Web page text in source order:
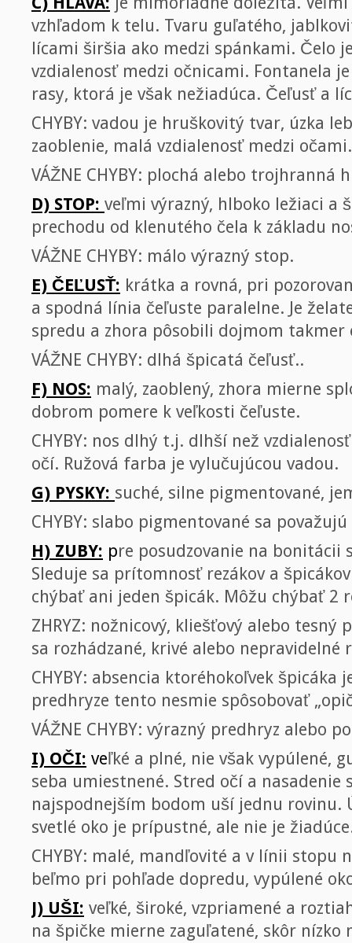
vzhľadom k telu. Tvaru guľatého,
lícami širšia ako medzi spánkami. Čelo
vzdialenosť medzi očnicami. Fontanela
rasy, ktorá je však nežiadúca. Čeľusť a
CHYBY: vadou je hruškovitý tvar, úzka
zaoblenie, malá vzdialenosť medzi očami.
VÁŽNE CHYBY: plochá alebo trojhranná
D) STOP: veľmi výrazný, hlboko ležiaci a
prechodu od klenutého čela k základu
VÁŽNE CHYBY: málo výrazný stop.
E) ČEĽUSŤ: krátka a rovná, pri
a spodná línia čeľuste paralelne. Je
spredu a zhora pôsobili dojmom takmer
VÁŽNE CHYBY: dlhá špicatá čeľusť..
F) NOS: malý, zaoblený, zhora mierne
dobrom pomere k veľkosti čeľuste.
CHYBY: nos dlhý t.j. dlhší než
očí. Ružová farba je vylučujúcou vadou.
G) PYSKY: suché, silne pigmentované,
CHYBY: slabo pigmentované sa
H) ZUBY: pre posudzovanie na bonitácii
Sleduje sa prítomnosť rezákov a
chýbať ani jeden špicák. Môžu chýbať 2
ZHRYZ: nožnicový, kliešťový alebo tesný
sa rozhádzané, krivé alebo nepravidelné
CHYBY: absencia ktoréhokoľvek špicáka
predhryze tento nesmie spôsobovať
VÁŽNE CHYBY: výrazný predhryz alebo
I) OČI: veľké a plné, nie však vypúlené,
seba umiestnené. Stred očí a nasadenie
najspodnejším bodom uší jednu rovinu.
svetlé oko je prípustné, ale nie je
CHYBY: malé, mandľovité a v línii stopu
beľmo pri pohľade dopredu, vypúlené
J) UŠI: veľké, široké, vzpriamené a
na špičke mierne zaguľatené, skôr nízko